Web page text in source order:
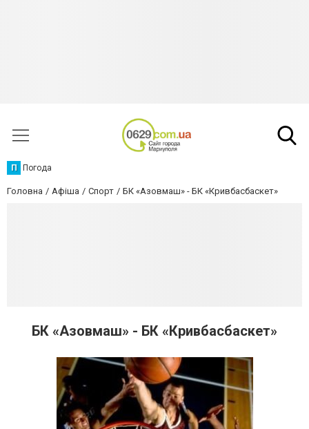
П Погода
Головна Афіша Спорт БК «Азовмаш» - БК «Кривбасбаскет»
БК «Азовмаш» - БК «Кривбасбаскет»